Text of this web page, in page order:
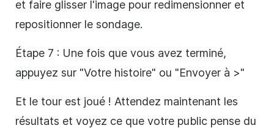
et faire glisser l'image pour redimensionner et
repositionner le sondage.
Étape 7 : Une fois que vous avez terminé,
appuyez sur "Votre histoire" ou "Envoyer à >"
Et le tour est joué ! Attendez maintenant les
résultats et voyez ce que votre public pense du